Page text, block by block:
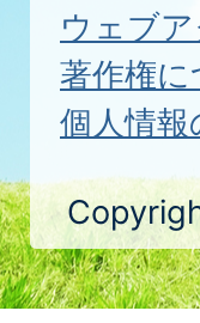
ウェブ
著作権に
個人情報